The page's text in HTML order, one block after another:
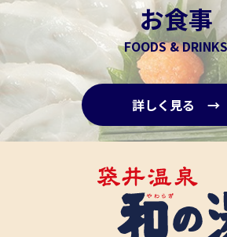
お食事
FOODS & DRINKS
詳しく見る →